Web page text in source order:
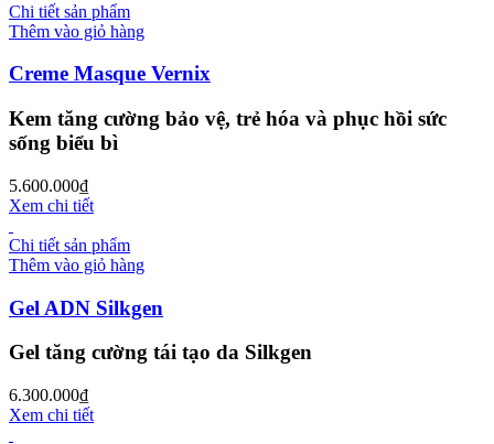
Chi tiết sản phẩm
Thêm vào giỏ hàng
Creme Masque Vernix
Kem tăng cường bảo vệ, trẻ hóa và phục hồi sức
sống biểu bì
5.600.000₫
Xem chi tiết
Chi tiết sản phẩm
Thêm vào giỏ hàng
Gel ADN Silkgen
Gel tăng cường tái tạo da Silkgen
6.300.000₫
Xem chi tiết